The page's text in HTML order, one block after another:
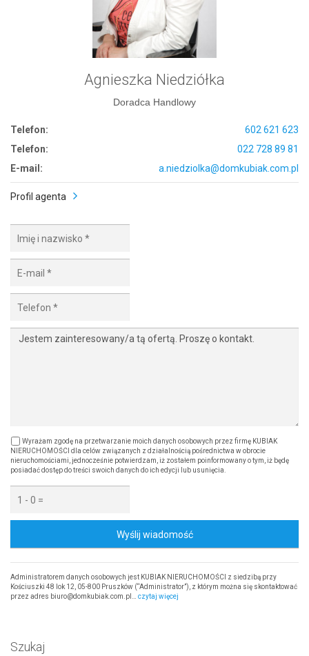
Agnieszka Niedziółka
Doradca Handlowy
Telefon:
602 621 623
Telefon:
022 728 89 81
E-mail:
a.niedziolka@domkubiak.com.pl
Profil agenta
Wyrażam zgodę na przetwarzanie moich danych osobowych przez firmę KUBIAK
NIERUCHOMOŚCI dla celów związanych z działalnością pośrednictwa w obrocie
nieruchomościami, jednocześnie potwierdzam, iż zostałem poinformowany o tym, iż będę
posiadać dostęp do treści swoich danych do ich edycji lub usunięcia.
Wyślij wiadomość
Administratorem danych osobowych jest KUBIAK NIERUCHOMOŚCI z siedzibą przy
Kościuszki 48 lok 12, 05-800 Pruszków (“Administrator”), z którym można się skontaktować
przez adres biuro@domkubiak.com.pl… czytaj więcej
Szukaj